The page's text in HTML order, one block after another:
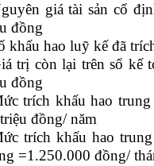
giá tài sản cố
đồng
khấu hao luỹ kế đã
trị còn lại trên sổ kế
đồng
trích khấu hao
đồng/ năm
trích khấu hao
=1.250.000 đồng/